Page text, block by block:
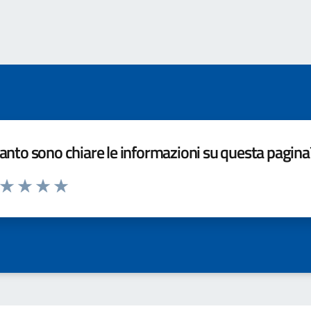
sono chiare le informazioni su questa
da 1 a 5 stelle la pagina